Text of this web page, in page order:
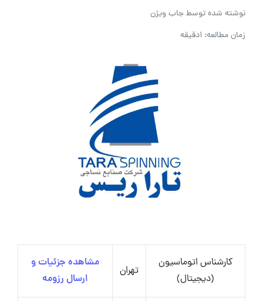
نوشته شده توسطجاب ویژن
زمان مطالعه: 1دقیقه
کارشناس اتوماسیون
(دیجیتال)
تهران
مشاهده جزئیات و
ارسال رزومه